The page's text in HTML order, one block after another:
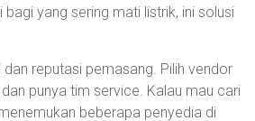
yang sering mati listrik, ini solusi
reputasi pemasang. Pilih vendor
punya tim service. Kalau mau cari
beberapa penyedia di